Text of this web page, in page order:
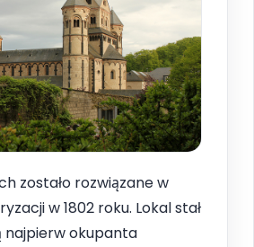
zostało rozwiązane w
w 1802 roku. Lokal stał
najpierw okupanta